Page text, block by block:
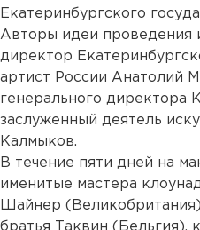
Екатеринбургского
Авторы идеи проведения
директор
артист России Анатолий
генерального директора
заслуженный деятель
Калмыков.
В течение пяти дней на
именитые мастера
Шайнер
братья Таквин (Бельгия),